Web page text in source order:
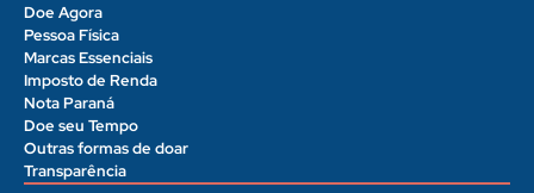
Doe Agora
Pessoa Física
Marcas Essenciais
Imposto de Renda
Nota Paraná
Doe seu Tempo
Outras formas de doar
Transparência